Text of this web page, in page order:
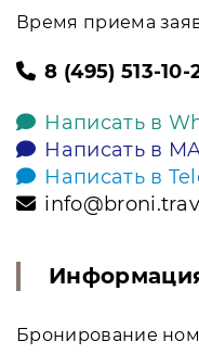
Время приема
8 (495) 513-10-
Написать в
Написать в
Написать в
Бронирование